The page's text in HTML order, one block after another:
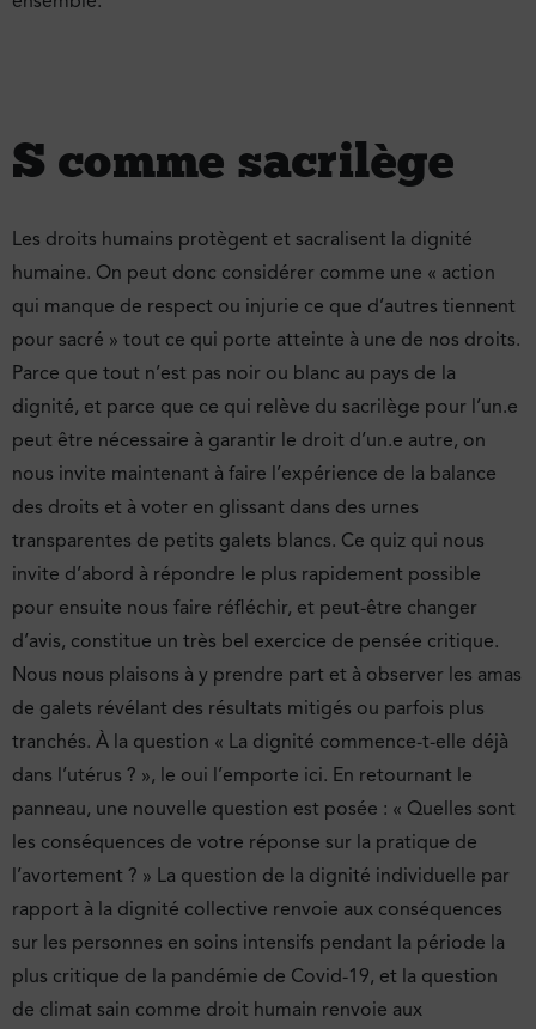
S comme sacrilège
Les droits humains protègent et sacralisent la dignité
humaine. On peut donc considérer comme une « action
qui manque de respect ou injurie ce que d’autres tiennent
pour sacré » tout ce qui porte atteinte à une de nos droits.
Parce que tout n’est pas noir ou blanc au pays de la
dignité, et parce que ce qui relève du sacrilège pour l’un.e
peut être nécessaire à garantir le droit d’un.e autre, on
nous invite maintenant à faire l’expérience de la balance
des droits et à voter en glissant dans des urnes
transparentes de petits galets blancs. Ce quiz qui nous
invite d’abord à répondre le plus rapidement possible
pour ensuite nous faire réfléchir, et peut-être changer
d’avis, constitue un très bel exercice de pensée critique.
Nous nous plaisons à y prendre part et à observer les amas
de galets révélant des résultats mitigés ou parfois plus
tranchés. À la question « La dignité commence-t-elle déjà
dans l’utérus ? », le oui l’emporte ici. En retournant le
panneau, une nouvelle question est posée : « Quelles sont
les conséquences de votre réponse sur la pratique de
l’avortement ? » La question de la dignité individuelle par
rapport à la dignité collective renvoie aux conséquences
sur les personnes en soins intensifs pendant la période la
plus critique de la pandémie de Covid-19, et la question
de climat sain comme droit humain renvoie aux